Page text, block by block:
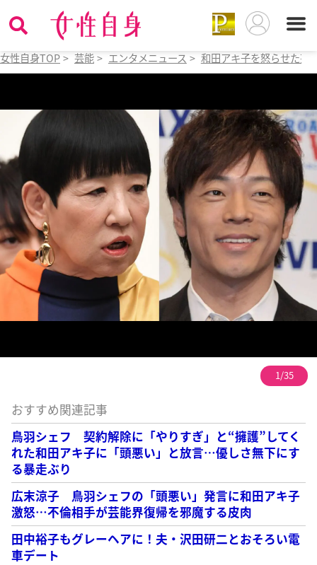
女性自身TOP > 芸能 > エンタメニュース > 和田アキ子を怒らせた
1/35
おすすめ関連記事
鳥羽シェフ 契約解除に「やりすぎ」と“擁護”してく
れた和田アキ子に「頭悪い」と放言…優しさ無下にす
る暴走ぶり
広末涼子 鳥羽シェフの「頭悪い」発言に和田アキ子
激怒…不倫相手が芸能界復帰を邪魔する皮肉
田中裕子もグレーヘアに！夫・沢田研二とおそろい電
車デート